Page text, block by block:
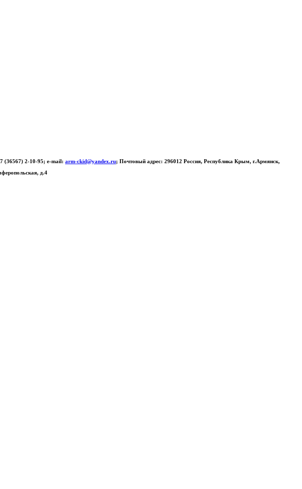
(36567) 2-10-95; e-mail: arm-ckid@yandex.ru; Почтовый адрес: 296012 Россия, Республика Крым, г.Армянск,
д.4